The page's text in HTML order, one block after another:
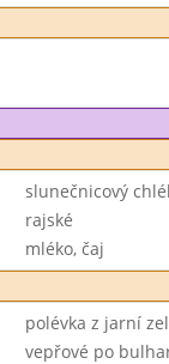
slunečnicový
rajské
mléko, čaj
polévka z jarní
vepřové po